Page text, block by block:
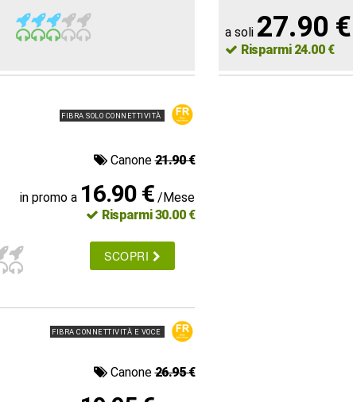
a soli 27.90 €
Risparmi 24.00 €
FIBRA SOLO CONNETTIVITÀ
Canone21.90 €
in promo a 16.90 € /Mese
Risparmi 30.00 €
SCOPRI
FIBRA CONNETTIVITÀ E VOCE
Canone26.95 €